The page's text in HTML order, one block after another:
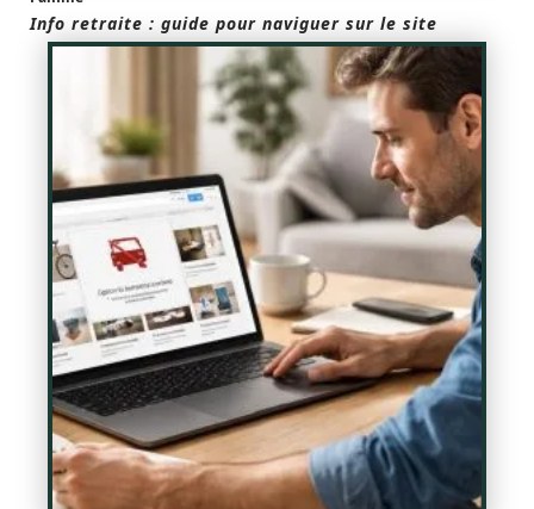
Info retraite : guide pour naviguer sur le site